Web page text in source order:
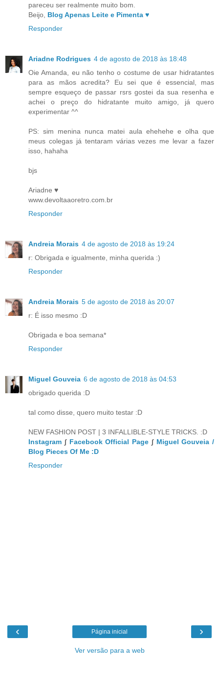
pareceu ser realmente muito bom.
Beijo, Blog Apenas Leite e Pimenta ♥
Responder
Ariadne Rodrigues 4 de agosto de 2018 às 18:48
Oie Amanda, eu não tenho o costume de usar hidratantes
para as mãos acredita? Eu sei que é essencial, mas
sempre esqueço de passar rsrs gostei da sua resenha e
achei o preço do hidratante muito amigo, já quero
experimentar ^^
PS: sim menina nunca matei aula ehehehe e olha que
meus colegas já tentaram várias vezes me levar a fazer
isso, hahaha
bjs
Ariadne ♥
www.devoltaaoretro.com.br
Responder
Andreia Morais 4 de agosto de 2018 às 19:24
r: Obrigada e igualmente, minha querida :)
Responder
Andreia Morais 5 de agosto de 2018 às 20:07
r: É isso mesmo :D
Obrigada e boa semana*
Responder
Miguel Gouveia 6 de agosto de 2018 às 04:53
obrigado querida :D
tal como disse, quero muito testar :D
NEW FASHION POST | 3 INFALLIBLE-STYLE TRICKS. :D
Instagram ∫ Facebook Official Page ∫ Miguel Gouveia /
Blog Pieces Of Me :D
Responder
‹ ›
Página inicial
Ver versão para a web